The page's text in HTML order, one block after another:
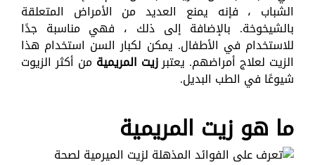
الشباب ، فإنه يمنع العديد من الأمراض المتعلقة
بالشيخوخة. بالإضافة إلى ذلك ، فهي مناسبة جدًا
للاستخدام في الأطفال. يمكن لكبار السن استخدام هذا
الزيت لعلاج أمراضهم. يعتبرزيت المريمية من أكثر الزيوت
شيوعًا في الطب البديل.
ما هو زيت المريمية